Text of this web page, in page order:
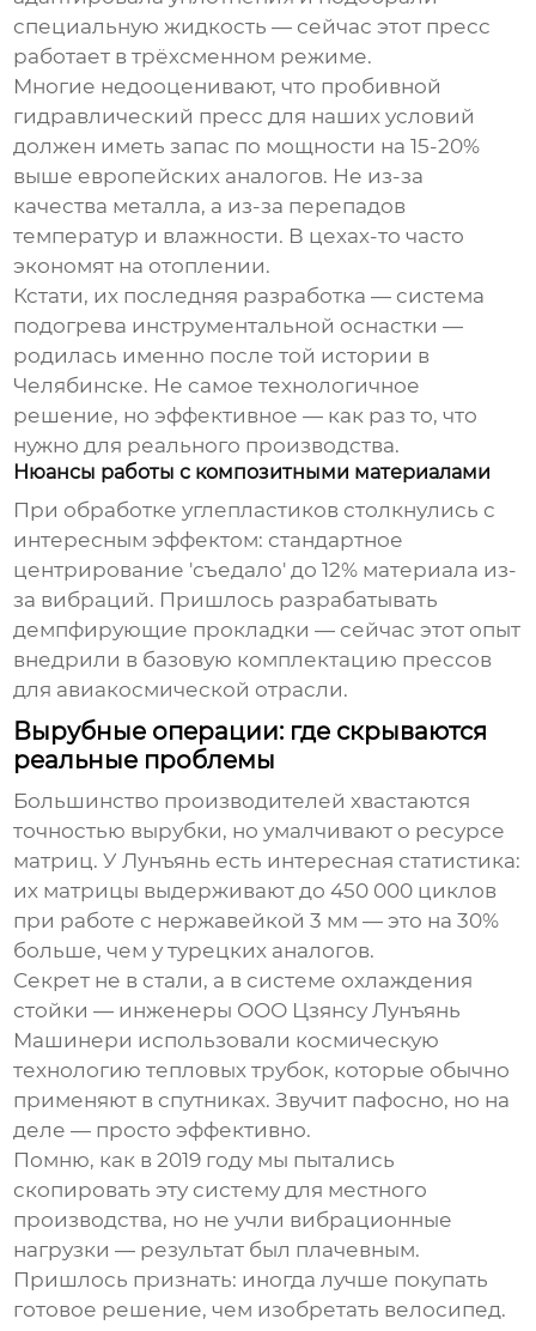
специальную жидкость — сейчас этот пресс
работает в трёхсменном режиме.
Многие недооценивают, что пробивной
гидравлический пресс для наших условий
должен иметь запас по мощности на 15-20%
выше европейских аналогов. Не из-за
качества металла, а из-за перепадов
температур и влажности. В цехах-то часто
экономят на отоплении.
Кстати, их последняя разработка — система
подогрева инструментальной оснастки —
родилась именно после той истории в
Челябинске. Не самое технологичное
решение, но эффективное — как раз то, что
нужно для реального производства.
Нюансы работы с композитными материалами
При обработке углепластиков столкнулись с
интересным эффектом: стандартное
центрирование 'съедало' до 12% материала из-
за вибраций. Пришлось разрабатывать
демпфирующие прокладки — сейчас этот опыт
внедрили в базовую комплектацию прессов
для авиакосмической отрасли.
Вырубные операции: где скрываются
реальные проблемы
Большинство производителей хвастаются
точностью вырубки, но умалчивают о ресурсе
матриц. У Лунъянь есть интересная статистика:
их матрицы выдерживают до 450 000 циклов
при работе с нержавейкой 3 мм — это на 30%
больше, чем у турецких аналогов.
Секрет не в стали, а в системе охлаждения
стойки — инженеры ООО Цзянсу Лунъянь
Машинери использовали космическую
технологию тепловых трубок, которые обычно
применяют в спутниках. Звучит пафосно, но на
деле — просто эффективно.
Помню, как в 2019 году мы пытались
скопировать эту систему для местного
производства, но не учли вибрационные
нагрузки — результат был плачевным.
Пришлось признать: иногда лучше покупать
готовое решение, чем изобретать велосипед.